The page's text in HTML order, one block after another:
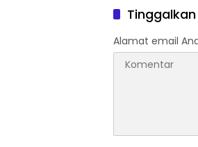
WAR: SIAP Bantai
AKUN
KE PENJARA
Alamat email